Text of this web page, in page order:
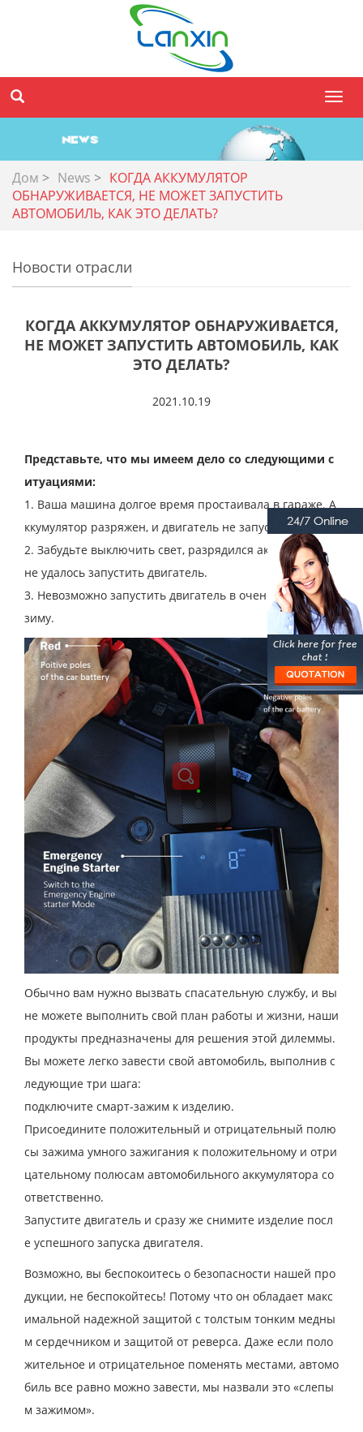
Дом > News > КОГДА АККУМУЛЯТОР
ОБНАРУЖИВАЕТСЯ, НЕ МОЖЕТ ЗАПУСТИТЬ
АВТОМОБИЛЬ, КАК ЭТО ДЕЛАТЬ?
Новости отрасли
КОГДА АККУМУЛЯТОР ОБНАРУЖИВАЕТСЯ,
НЕ МОЖЕТ ЗАПУСТИТЬ АВТОМОБИЛЬ, КАК
ЭТО ДЕЛАТЬ?
2021.10.19
Представьте, что мы имеем дело со следующими с
итуациями:
1. Ваша машина долгое время простаивала в гараже. А
ккумулятор разряжен, и двигатель не запускается.
2. Забудьте выключить свет, разрядился аккумулятор,
не удалось запустить двигатель.
3. Невозможно запустить двигатель в очень холодную
зиму.
Обычно вам нужно вызвать спасательную службу, и вы
не можете выполнить свой план работы и жизни, наши
продукты предназначены для решения этой дилеммы.
Вы можете легко завести свой автомобиль, выполнив с
ледующие три шага:
подключите смарт-зажим к изделию.
Присоедините положительный и отрицательный полю
сы зажима умного зажигания к положительному и отри
цательному полюсам автомобильного аккумулятора со
ответственно.
Запустите двигатель и сразу же снимите изделие посл
е успешного запуска двигателя.
Возможно, вы беспокоитесь о безопасности нашей про
дукции, не беспокойтесь! Потому что он обладает макс
имальной надежной защитой с толстым тонким медны
м сердечником и защитой от реверса. Даже если поло
жительное и отрицательное поменять местами, автомо
биль все равно можно завести, мы назвали это «слепы
м зажимом».